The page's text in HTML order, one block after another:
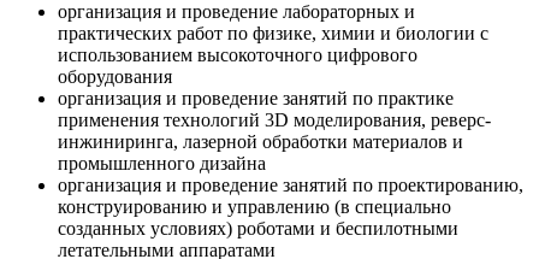
организация и проведение лабораторных и
практических работ по физике, химии и биологии с
использованием высокоточного цифрового
оборудования
организация и проведение занятий по практике
применения технологий 3D моделирования, реверс-
инжиниринга, лазерной обработки материалов и
промышленного дизайна
организация и проведение занятий по проектированию,
конструированию и управлению (в специально
созданных условиях) роботами и беспилотными
летательными аппаратами